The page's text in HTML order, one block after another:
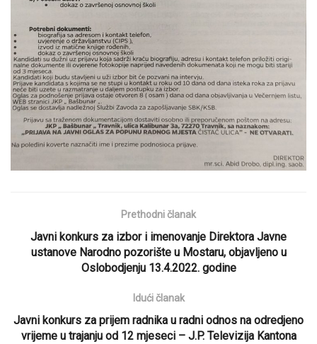
Prethodni članak
Javni konkurs za izbor i imenovanje Direktora Javne
ustanove Narodno pozorište u Mostaru, objavljeno u
Oslobodjenju 13.4.2022. godine
Idući članak
Javni konkurs za prijem radnika u radni odnos na odredjeno
vrijeme u trajanju od 12 mjeseci – J.P. Televizija Kantona